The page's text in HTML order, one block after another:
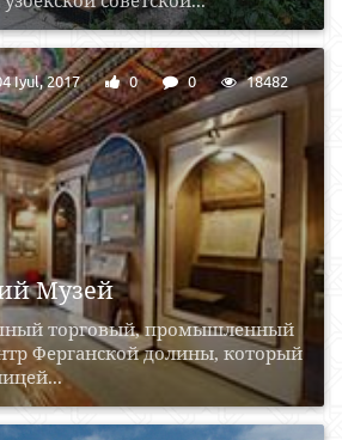
Музей
торговый, промышленный
Ферганской долины, который
Iyul, 2017 0 0 18482